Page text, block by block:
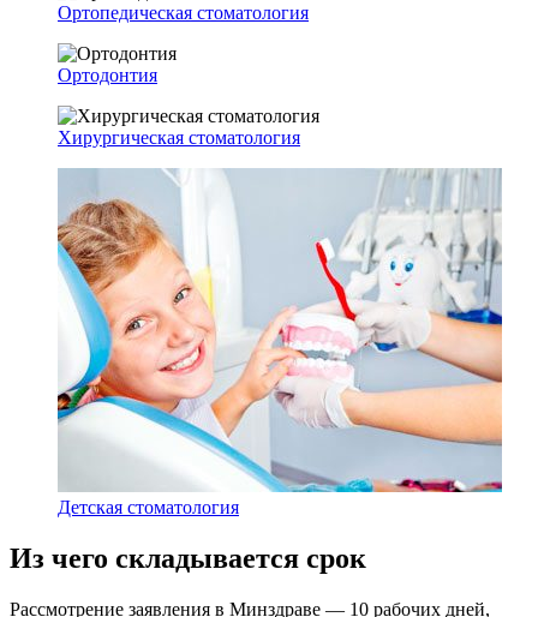
Ортопедическая стоматология
Ортодонтия
Хирургическая стоматология
Детская стоматология
Из чего складывается срок
Рассмотрение заявления в Минздраве — 10 рабочих дней,